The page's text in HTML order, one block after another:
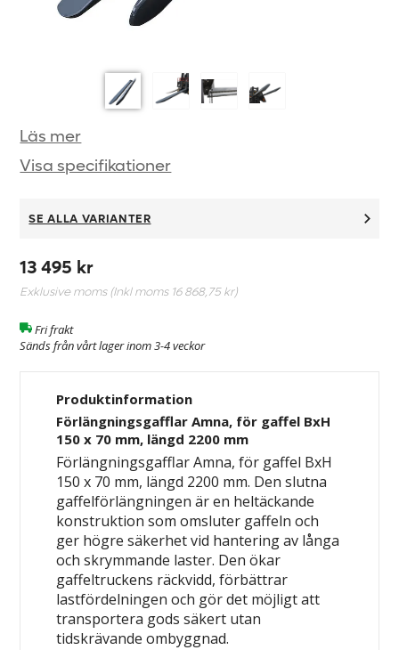
Läs mer
Visa specifikationer
SE ALLA VARIANTER
13 495 kr
Exklusive moms (Inkl moms 16 868,75 kr)
Fri frakt
Sänds från vårt lager inom 3-4 veckor
Produktinformation
Förlängningsgafflar Amna, för gaffel BxH
150 x 70 mm, längd 2200 mm
Förlängningsgafflar Amna, för gaffel BxH
150 x 70 mm, längd 2200 mm. Den slutna
gaffelförlängningen är en heltäckande
konstruktion som omsluter gaffeln och
ger högre säkerhet vid hantering av långa
och skrymmande laster. Den ökar
gaffeltruckens räckvidd, förbättrar
lastfördelningen och gör det möjligt att
transportera gods säkert utan
tidskrävande ombyggnad.